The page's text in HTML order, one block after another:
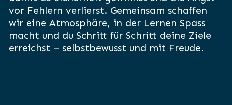
vor Fehlern verlierst. Gemeinsam schaffen
wir eine Atmosphäre, in der Lernen Spass
macht und du Schritt für Schritt deine Ziele
erreichst – selbstbewusst und mit Freude.